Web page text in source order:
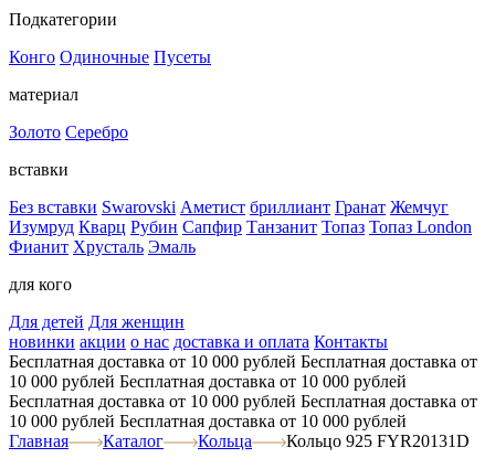
Подкатегории
Конго Одиночные Пусеты
материал
Золото Серебро
вставки
Без вставки Swarovski Аметист бриллиант Гранат Жемчуг
Изумруд Кварц Рубин Сапфир Танзанит Топаз Топаз London
Фианит Хрусталь Эмаль
для кого
Для детей Для женщин
новинки акции о нас доставка и оплата Контакты
Бесплатная доставка от 10 000 рублей Бесплатная доставка от
10 000 рублей Бесплатная доставка от 10 000 рублей
Бесплатная доставка от 10 000 рублей Бесплатная доставка от
10 000 рублей Бесплатная доставка от 10 000 рублей
Главная
Каталог Кольца Кольцо 925 FYR20131D